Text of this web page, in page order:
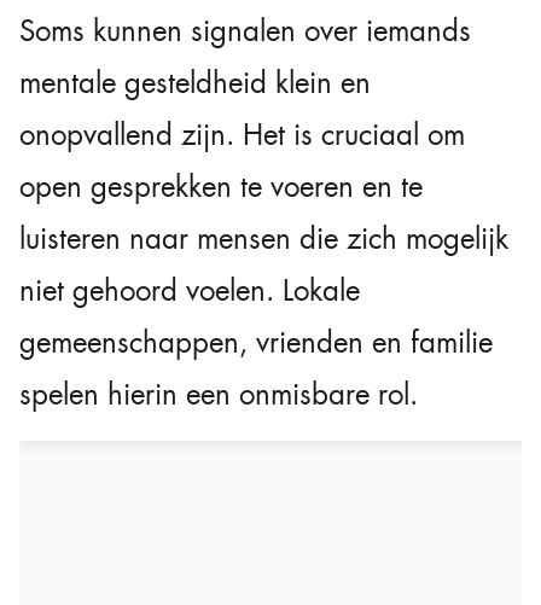
Soms kunnen signalen over iemands
mentale gesteldheid klein en
onopvallend zijn. Het is cruciaal om
open gesprekken te voeren en te
luisteren naar mensen die zich mogelijk
niet gehoord voelen. Lokale
gemeenschappen, vrienden en familie
spelen hierin een onmisbare rol.